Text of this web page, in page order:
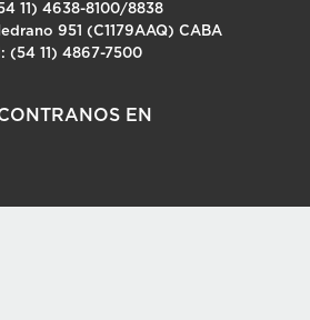
11) 4638-8100/8838
951 (C1179AAQ) CABA
(54 11) 4867-7500
EN